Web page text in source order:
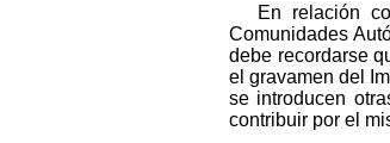
En relación
Comunidades
debe recordarse
el gravamen del
se introducen
contribuir por el